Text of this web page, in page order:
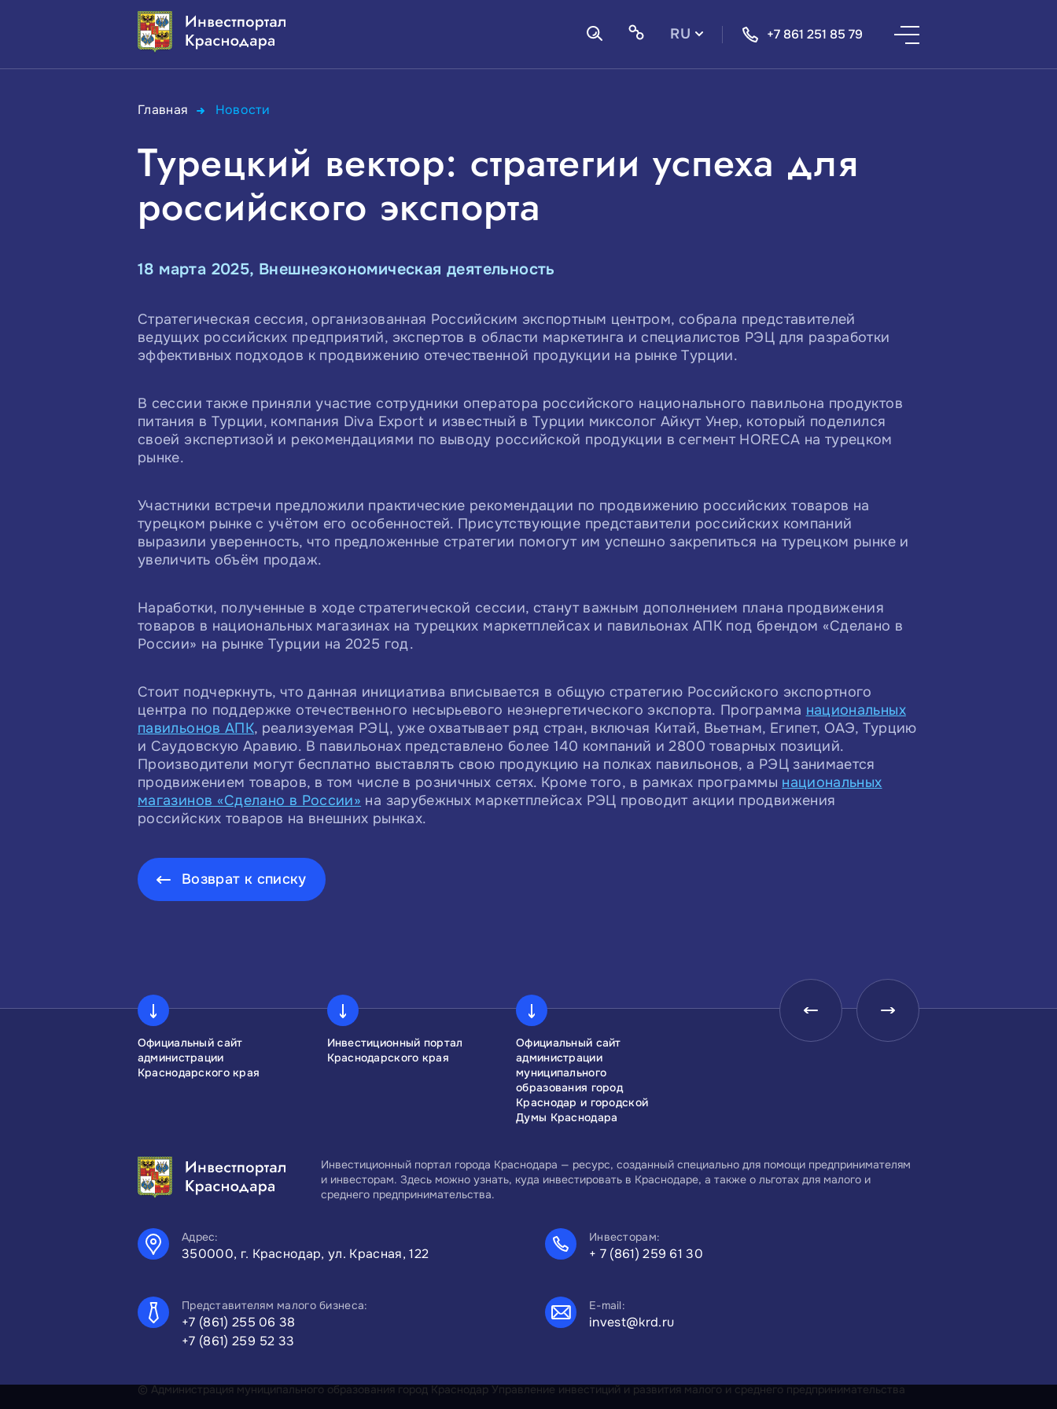
RU
+7 861 251 85 79
Главная Новости
Турецкий вектор: стратегии успеха для
российского экспорта
18 марта 2025, Внешнеэкономическая деятельность
Стратегическая сессия, организованная Российским экспортным центром, собрала представителей
ведущих российских предприятий, экспертов в области маркетинга и специалистов РЭЦ для разработки
эффективных подходов к продвижению отечественной продукции на рынке Турции.
В сессии также приняли участие сотрудники оператора российского национального павильона продуктов
питания в Турции, компания Diva Export и известный в Турции миксолог Айкут Унер, который поделился
своей экспертизой и рекомендациями по выводу российской продукции в сегмент HORECA на турецком
рынке.
Участники встречи предложили практические рекомендации по продвижению российских товаров на
турецком рынке с учётом его особенностей. Присутствующие представители российских компаний
выразили уверенность, что предложенные стратегии помогут им успешно закрепиться на турецком рынке и
увеличить объём продаж.
Наработки, полученные в ходе стратегической сессии, станут важным дополнением плана продвижения
товаров в национальных магазинах на турецких маркетплейсах и павильонах АПК под брендом «Сделано в
России» на рынке Турции на 2025 год.
Стоит подчеркнуть, что данная инициатива вписывается в общую стратегию Российского экспортного
центра по поддержке отечественного несырьевого неэнергетического экспорта. Программа национальных
павильонов АПК, реализуемая РЭЦ, уже охватывает ряд стран, включая Китай, Вьетнам, Египет, ОАЭ, Турцию
и Саудовскую Аравию. В павильонах представлено более 140 компаний и 2800 товарных позиций.
Производители могут бесплатно выставлять свою продукцию на полках павильонов, а РЭЦ занимается
продвижением товаров, в том числе в розничных сетях. Кроме того, в рамках программы национальных
магазинов «Сделано в России» на зарубежных маркетплейсах РЭЦ проводит акции продвижения
российских товаров на внешних рынках.
Возврат к списку
Официальный сайт
администрации
Краснодарского края
Инвестиционный портал
Краснодарского края
Официальный сайт
администрации
муниципального
образования город
Краснодар и городской
Думы Краснодара
Малое и среднее
Центр координации
Инвестиционный портал города Краснодара — ресурс, созданный специально для помощи предпринимателям
и инвесторам. Здесь можно узнать, куда инвестировать в Краснодаре, а также о льготах для малого и
среднего предпринимательства.
Адрес:
350000, г. Краснодар, ул. Красная, 122
Инвесторам:
+ 7 (861) 259 61 30
Представителям малого бизнеса:
+7 (861) 255 06 38
+7 (861) 259 52 33
E-mail:
invest@krd.ru
© Администрация муниципального образования город Краснодар Управление инвестиций и развития малого и среднего предпринимательства